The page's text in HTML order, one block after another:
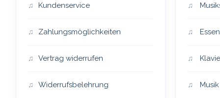
Kundenservice
Zahlungsmöglichkeiten
Vertrag widerrufen
Widerrufsbelehrung